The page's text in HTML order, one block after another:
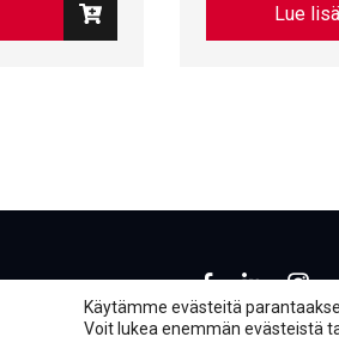
Lue
Facebook
LinkedIn
Käytämme evästeitä
Voit lukea enemmän evästeistä